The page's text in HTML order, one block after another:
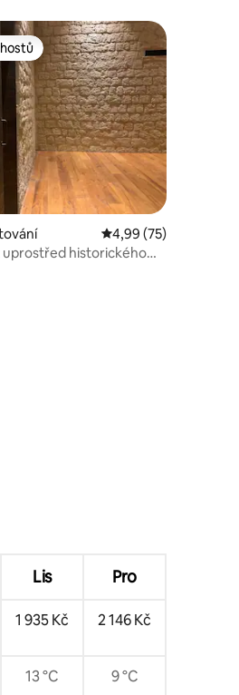
5, 96 hodnocení
Oblíbené u hostů
Průměrné hodnocení
4,99 (75)
Lis Pro
1 935 Kč 2 146 Kč
13 °C 9 °C